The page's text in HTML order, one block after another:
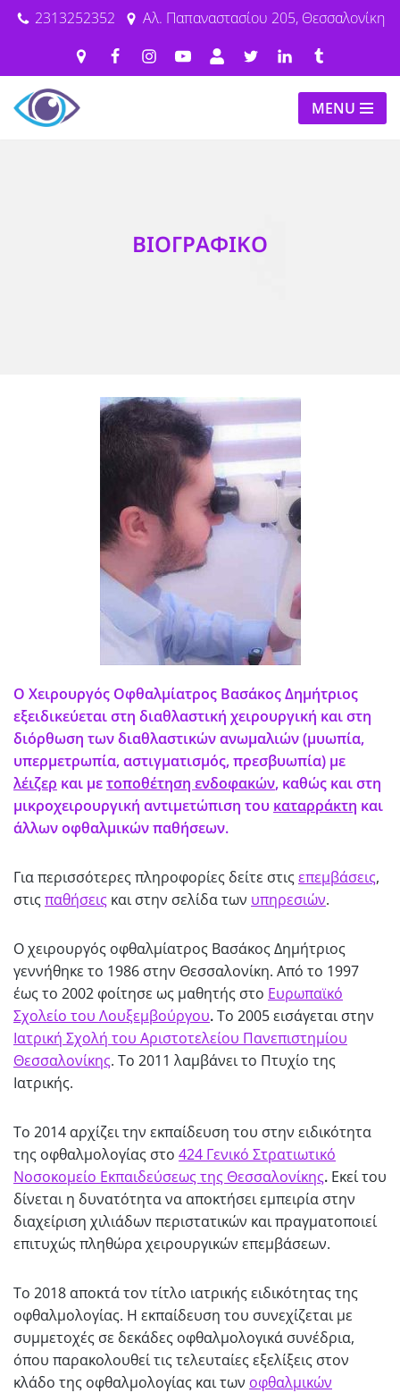
Μεταπηδήστε
περιεχόμενο
2313252352 Αλ. Παπαναστασίου 205, Θεσσαλονίκη
MENU
ΒΙΟΓΡΑΦΙΚΟ
Ο Χειρουργός Οφθαλμίατρος Βασάκος Δημήτριος
εξειδικεύεται στη διαθλαστική χειρουργική και στη
διόρθωση των διαθλαστικών ανωμαλιών (μυωπία,
υπερμετρωπία, αστιγματισμός, πρεσβυωπία) με
λέιζερ και μετοποθέτηση ενδοφακών, καθώς και στη
μικροχειρουργική αντιμετώπιση του καταρράκτη και
άλλων οφθαλμικών παθήσεων.
Για περισσότερες πληροφορίες δείτε στιςεπεμβάσεις,
στιςπαθήσεις και στην σελίδα των υπηρεσιών.
Ο χειρουργός οφθαλμίατρος Βασάκος Δημήτριος
γεννήθηκε το 1986 στην Θεσσαλονίκη. Από το 1997
έως το 2002 φοίτησε ως μαθητής στο Ευρωπαϊκό
Σχολείο του Λουξεμβούργου.Tο 2005 εισάγεται στην
Ιατρική Σχολή του Αριστοτελείου Πανεπιστημίου
Θεσσαλονίκης. Το 2011 λαμβάνει το Πτυχίο της
Ιατρικής.
Το 2014 αρχίζει την εκπαίδευση του στην ειδικότητα
της οφθαλμολογίας στο 424 Γενικό Στρατιωτικό
Νοσοκομείο Εκπαιδεύσεως της Θεσσαλονίκης. Εκεί του
δίνεται η δυνατότητα να αποκτήσει εμπειρία στην
διαχείριση χιλιάδων περιστατικών και πραγματοποιεί
επιτυχώς πληθώρα χειρουργικών επεμβάσεων.
Το 2018 αποκτά τον τίτλο ιατρικής ειδικότητας της
οφθαλμολογίας. Η εκπαίδευση του συνεχίζεται με
συμμετοχές σε δεκάδες οφθαλμολογικά συνέδρια,
όπου παρακολουθεί τις τελευταίες εξελίξεις στον
κλάδο της οφθαλμολογίας και των οφθαλμικών